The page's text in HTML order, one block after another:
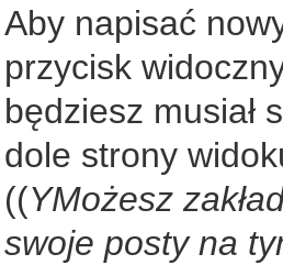
Aby napisać
przycisk
będziesz musiał
dole strony
((YMożesz
swoje posty na